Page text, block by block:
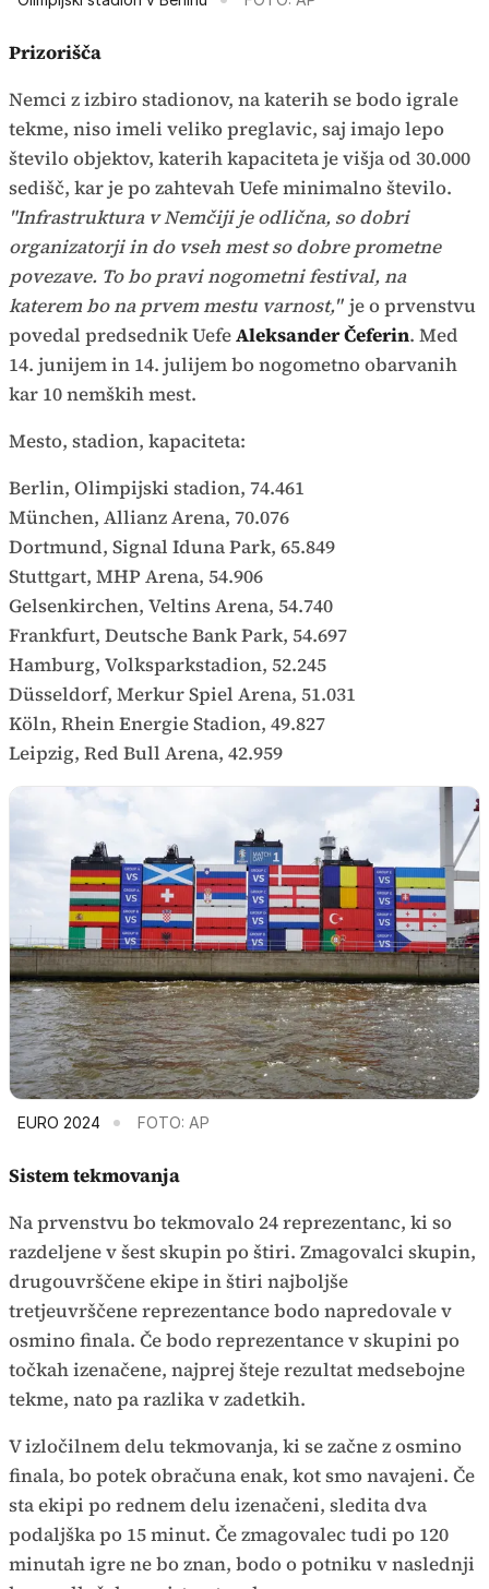
Prizorišča
Nemci z izbiro stadionov, na katerih se bodo igrale
tekme, niso imeli veliko preglavic, saj imajo lepo
število objektov, katerih kapaciteta je višja od 30.000
sedišč, kar je po zahtevah Uefe minimalno število.
"Infrastruktura v Nemčiji je odlična, so dobri
organizatorji in do vseh mest so dobre prometne
povezave. To bo pravi nogometni festival, na
katerem bo na prvem mestu varnost," je o prvenstvu
povedal predsednik UefeAleksander Čeferin. Med
14. junijem in 14. julijem bo nogometno obarvanih
kar 10 nemških mest.
Mesto, stadion, kapaciteta:
Berlin, Olimpijski stadion, 74.461
München, Allianz Arena, 70.076
Dortmund, Signal Iduna Park, 65.849
Stuttgart, MHP Arena, 54.906
Gelsenkirchen, Veltins Arena, 54.740
Frankfurt, Deutsche Bank Park, 54.697
Hamburg, Volksparkstadion, 52.245
Düsseldorf, Merkur Spiel Arena, 51.031
Köln, Rhein Energie Stadion, 49.827
Leipzig, Red Bull Arena, 42.959
EURO 2024 FOTO: AP
Sistem tekmovanja
Na prvenstvu bo tekmovalo 24 reprezentanc, ki so
razdeljene v šest skupin po štiri. Zmagovalci skupin,
drugouvrščene ekipe in štiri najboljše
tretjeuvrščene reprezentance bodo napredovale v
osmino finala. Če bodo reprezentance v skupini po
točkah izenačene, najprej šteje rezultat medsebojne
tekme, nato pa razlika v zadetkih.
V izločilnem delu tekmovanja, ki se začne z osmino
finala, bo potek obračuna enak, kot smo navajeni. Če
sta ekipi po rednem delu izenačeni, sledita dva
podaljška po 15 minut. Če zmagovalec tudi po 120
minutah igre ne bo znan, bodo o potniku v naslednji